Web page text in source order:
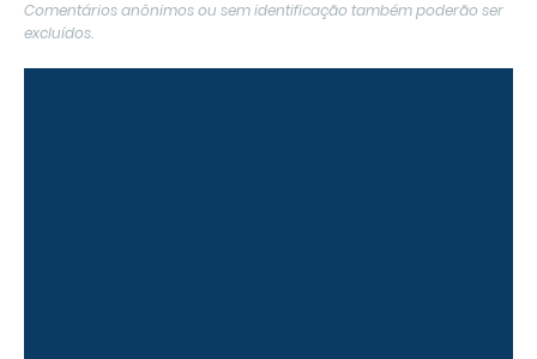
Comentários anônimos ou sem identificação também poderão ser
excluídos.